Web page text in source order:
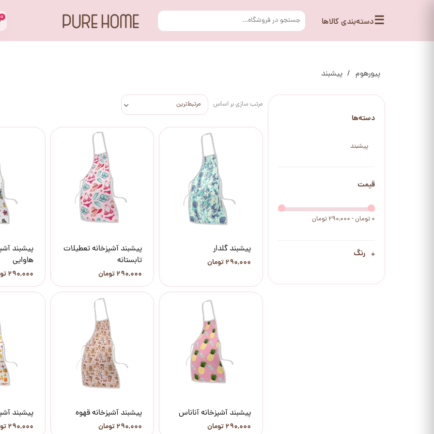
☰دسته‌بندی کالاها ۰
پیورهوم پیشبند
دسته‌ها
پیشبند
قیمت
۰ تومان - ۲۹۰,۰۰۰ تومان
رنگ
مرتب سازی بر اساس مرتبط‌ترین
پیشبند گلدار
۲۹۰,۰۰۰ تومان
پیشبند آشپزخانه تعطیلات
تابستانه
۲۹۰,۰۰۰ تومان
پیشبند
هاوایی
۲۹۰,۰۰۰ تومان
پیشبند آشپزخانه آناناس
۲۹۰,۰۰۰ تومان
پیشبند آشپزخانه قهوه
۲۹۰,۰۰۰ تومان
پیشبند
۲۹۰,۰۰۰ تومان